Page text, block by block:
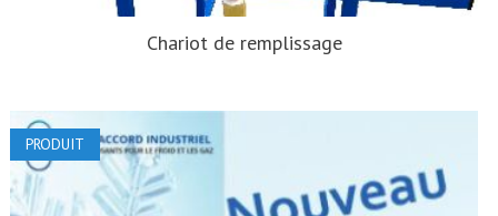
Chariot de remplissage
PRODUIT